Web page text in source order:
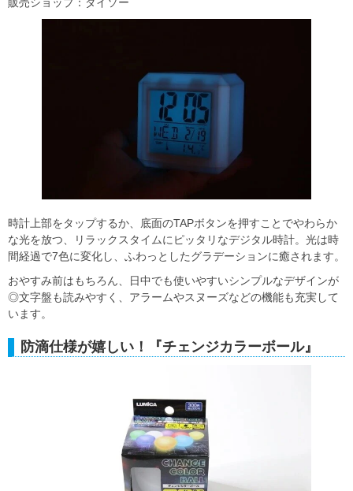
販売ショップ：ダイソー
時計上部をタップするか、底面のTAPボタンを押すことでやわらか
な光を放つ、リラックスタイムにピッタリなデジタル時計。光は時
間経過で7色に変化し、ふわっとしたグラデーションに癒されます。
おやすみ前はもちろん、日中でも使いやすいシンプルなデザインが
◎文字盤も読みやすく、アラームやスヌーズなどの機能も充実して
います。
防滴仕様が嬉しい！『チェンジカラーボール』